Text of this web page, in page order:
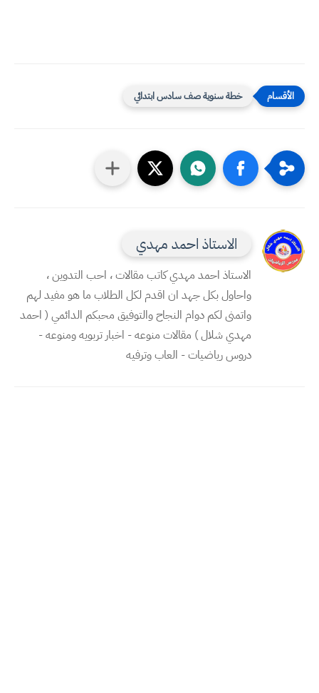
خطة سنوية صف سادس ابتدائي
الاستاذ احمد مهدي
الاستاذ احمد مهدي كاتب مقالات ، احب التدوين ،
واحاول بكل جهد ان اقدم لكل الطلاب ما هو مفيد لهم
واتمنى لكم دوام النجاح والتوفيق محبكم الدائمي ( احمد
مهدي شلال ) مقالات منوعه - اخبار تربويه ومنوعه -
دروس رياضيات - العاب وترفيه